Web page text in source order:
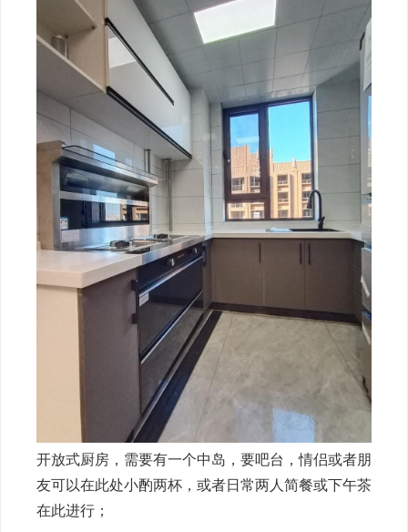
开放式厨房，需要有一个中岛，要吧台，情侣或者朋
友可以在此处小酌两杯，或者日常两人简餐或下午茶
在此进行；